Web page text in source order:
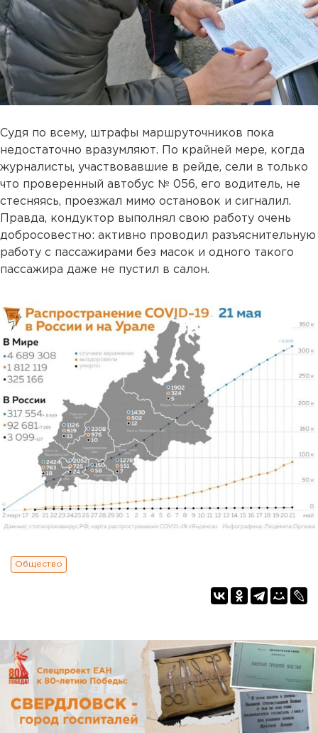
Судя по всему, штрафы маршруточников пока
недостаточно вразумляют. По крайней мере, когда
журналисты, участвовавшие в рейде, сели в только
что проверенный автобус № 056, его водитель, не
стесняясь, проезжал мимо остановок и сигналил.
Правда, кондуктор выполнял свою работу очень
добросовестно: активно проводил разъяснительную
работу с пассажирами без масок и одного такого
пассажира даже не пустил в салон.
Общество